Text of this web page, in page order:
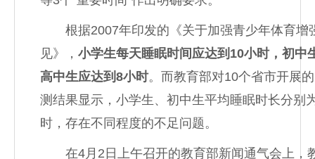
根据2007年印发的《关于加强青少年体育增
见》， 小学生每天睡眠时间应达到10小时，初中
高中生应达到8小时。而教育部对10个省市开展
测结果显示，小学生、初中生平均睡眠时长分别
时，存在不同程度的不足问题。
在4月2日上午召开的教育部新闻通气会上，